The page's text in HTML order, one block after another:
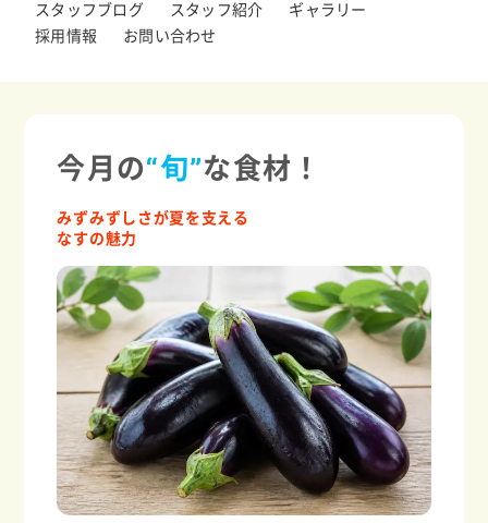
スタッフブログ
スタッフ紹介
ギャラリー
採用情報
お問い合わせ
今月の“旬”な食材！
みずみずしさが夏を支える
なすの魅力